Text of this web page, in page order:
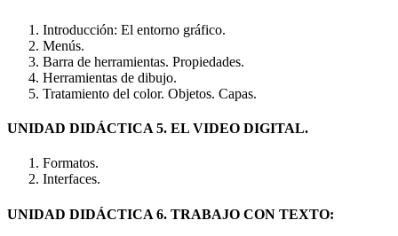
Introducción: El entorno gráfico.
Menús.
Barra de herramientas. Propiedades.
Herramientas de dibujo.
Tratamiento del color. Objetos. Capas.
UNIDAD DIDÁCTICA 5. EL VIDEO DIGITAL.
Formatos.
Interfaces.
UNIDAD DIDÁCTICA 6. TRABAJO CON TEXTO: